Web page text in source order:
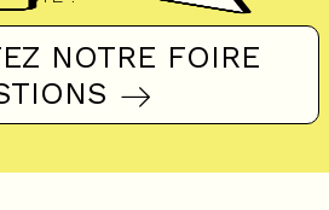
NOTRE FOIRE